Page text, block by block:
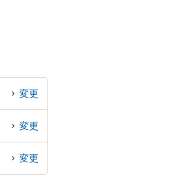
変更
変更
変更